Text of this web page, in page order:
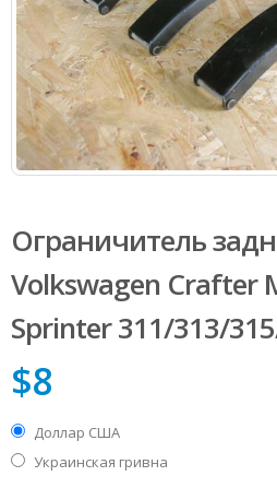
Ограничитель
Volkswagen Сrafter
Sprinter 311/313/
$8
Доллар США
Украинская гривна